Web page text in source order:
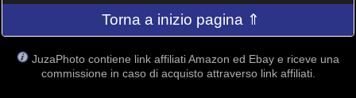
Torna a inizio pagina ⇑
JuzaPhoto contiene link affiliati Amazon ed Ebay e riceve una
commissione in caso di acquisto attraverso link affiliati.